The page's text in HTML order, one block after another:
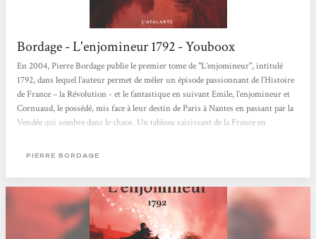
Bordage - L'enjomineur 1792 - Youboox
En 2004, Pierre Bordage publie le premier tome de "L’enjomineur", intitulé
1792, dans lequel l’auteur permet de mêler un épisode passionnant de l’Histoire
de France – la Révolution - et le fantastique en suivant Emile, l’enjomineur et
Cornuaud, le possédé, mis face à leur destin de Paris à Nantes en passant par la
Vendée qui sombre dans le chaos. Un tableau saisissant de la France en
ce qui réjouira les habitués de science-fiction autant que les non-initiés....
PIERRE BORDAGE